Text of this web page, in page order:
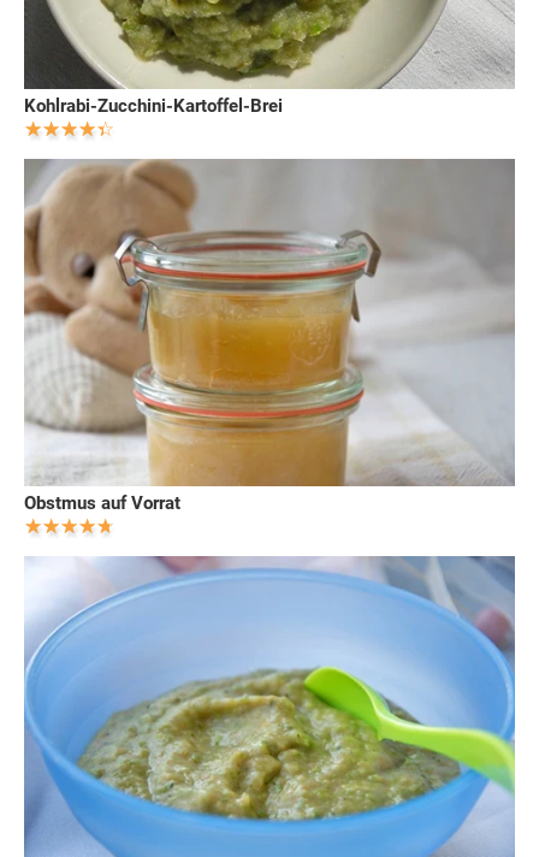
Kohlrabi-Zucchini-Kartoffel-Brei
Obstmus auf Vorrat